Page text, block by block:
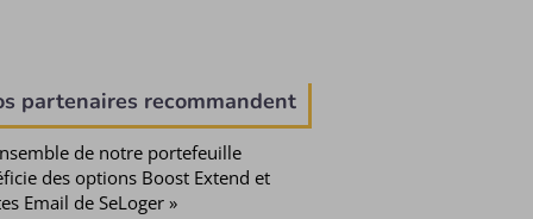
partenaires recommandent
de notre portefeuille
des options Boost Extend et
Email de SeLoger »